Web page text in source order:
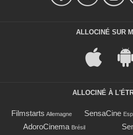
ALLOCINÉ SUR
ALLOCINÉ À
Filmstarts Allemagne SensaCine
AdoroCinema Brésil